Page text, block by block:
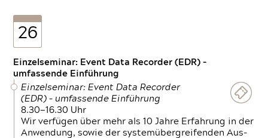
26
Einzelseminar: Event Data Recorder (EDR) –
umfassende Einführung
Einzelseminar: Event Data Recorder
(EDR) – umfassende Einführung
8.30—16.30 Uhr
Wir verfügen über mehr als 10 Jahre Erfahrung in der
Anwendung, sowie der systemübergreifenden Aus-